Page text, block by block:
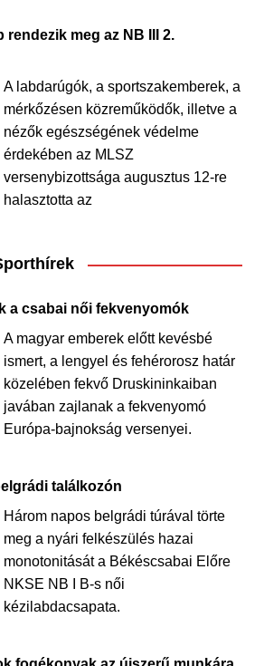
rendezik meg az NB III 2.
A labdarúgók, a sportszakemberek, a
mérkőzésen közreműködők, illetve a
nézők egészségének védelme
érdekében az MLSZ
versenybizottsága augusztus 12-re
halasztotta az
a csabai női fekvenyomók
A magyar emberek előtt kevésbé
ismert, a lengyel és fehérorosz határ
közelében fekvő Druskininkaiban
javában zajlanak a fekvenyomó
Európa-bajnokság versenyei.
találkozón
Három napos belgrádi túrával törte
meg a nyári felkészülés hazai
monotonitását a Békéscsabai Előre
NKSE NB I B-s női
kézilabdacsapata.